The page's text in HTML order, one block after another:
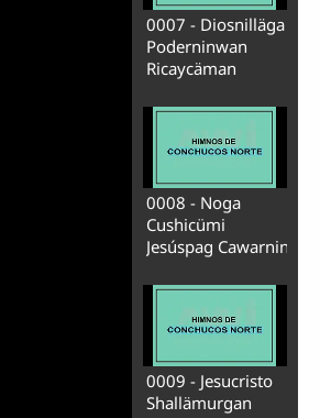
0007 - Diosnilläga
Poderninwan
Ricaycäman
0008 - Noga
Cushicümi
Jesúspag Cawarnin
0009 - Jesucristo
Shallämurgan